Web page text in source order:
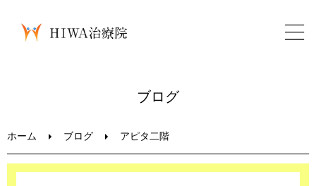
ブログ
ホーム ブログ アピタ二階